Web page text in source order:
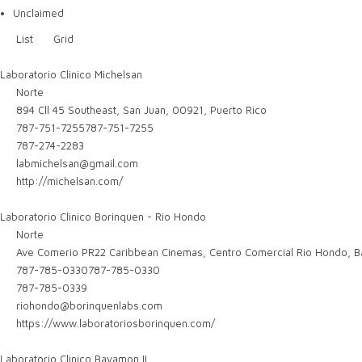
Unclaimed
List
Grid
Laboratorio Clinico Michelsan
Norte
894 Cll 45 Southeast, San Juan, 00921, Puerto Rico
787-751-7255787-751-7255
787-274-2283
labmichelsan@gmail.com
http://michelsan.com/
Laboratorio Clinico Borinquen - Rio Hondo
Norte
Ave Comerio PR22 Caribbean Cinemas, Centro Comercial Rio Hondo,
787-785-0330787-785-0330
787-785-0339
riohondo@borinquenlabs.com
https://www.laboratoriosborinquen.com/
Laboratorio Clinico Bayamon II